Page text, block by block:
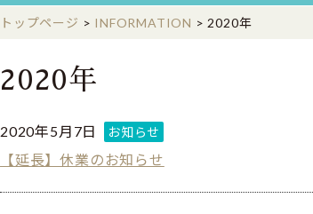
トップページ > INFORMATION >2020年
2020年
2020年5月7日 お知らせ
【延長】休業のお知らせ